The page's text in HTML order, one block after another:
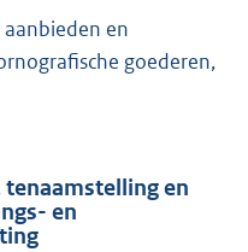
en
goederen,
en
en